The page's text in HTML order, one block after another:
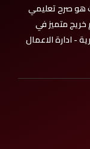
هو صرح تعليمي
متميز في
- ادارة الاعمال